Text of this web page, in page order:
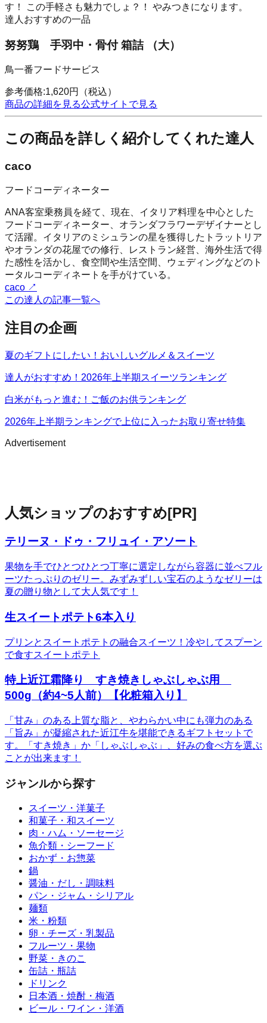
す！ この手軽さも魅力でしょ？！ やみつきになります。
達人おすすめの一品
努努鶏 手羽中・骨付 箱詰 （大）
鳥一番フードサービス
参考価格:1,620円
（税込）
商品の詳細を見る公式サイトで見る
この商品を詳しく紹介してくれた達人
caco
フードコーディネーター
ANA客室乗務員を経て、現在、イタリア料理を中心とした
フードコーディネーター、オランダフラワーデザイナーとし
て活躍。イタリアのミシュランの星を獲得したトラットリア
やオランダの花屋での修行、レストラン経営、海外生活で得
た感性を活かし、食空間や生活空間、ウェディングなどのト
ータルコーディネートを手がけている。
caco ↗
この達人の記事一覧へ
注目の企画
夏のギフトにしたい！おいしいグルメ＆スイーツ
達人がおすすめ！2026年上半期スイーツランキング
白米がもっと進む！ご飯のお供ランキング
2026年上半期ランキングで上位に入ったお取り寄せ特集
Advertisement
人気ショップのおすすめ[PR]
テリーヌ・ドゥ・フリュイ・アソート
果物を手でひとつひとつ丁寧に選定しながら容器に並べフル
ーツたっぷりのゼリー。みずみずしい宝石のようなゼリーは
夏の贈り物として大人気です！
生スイートポテト6本入り
プリンとスイートポテトの融合スイーツ！冷やしてスプーン
で食すスイートポテト
特上近江霜降り すき焼きしゃぶしゃぶ用
500g（約4~5人前）【化粧箱入り】
「甘み」のある上質な脂と、やわらかい中にも弾力のある
「旨み」が凝縮された近江牛を堪能できるギフトセットで
す。「すき焼き」か「しゃぶしゃぶ」、好みの食べ方を選ぶ
ことが出来ます！
ジャンルから探す
スイーツ・洋菓子
和菓子・和スイーツ
肉・ハム・ソーセージ
魚介類・シーフード
おかず・お惣菜
鍋
醤油・だし・調味料
パン・ジャム・シリアル
麺類
米・粉類
卵・チーズ・乳製品
フルーツ・果物
野菜・きのこ
缶詰・瓶詰
ドリンク
日本酒・焼酎・梅酒
ビール・ワイン・洋酒